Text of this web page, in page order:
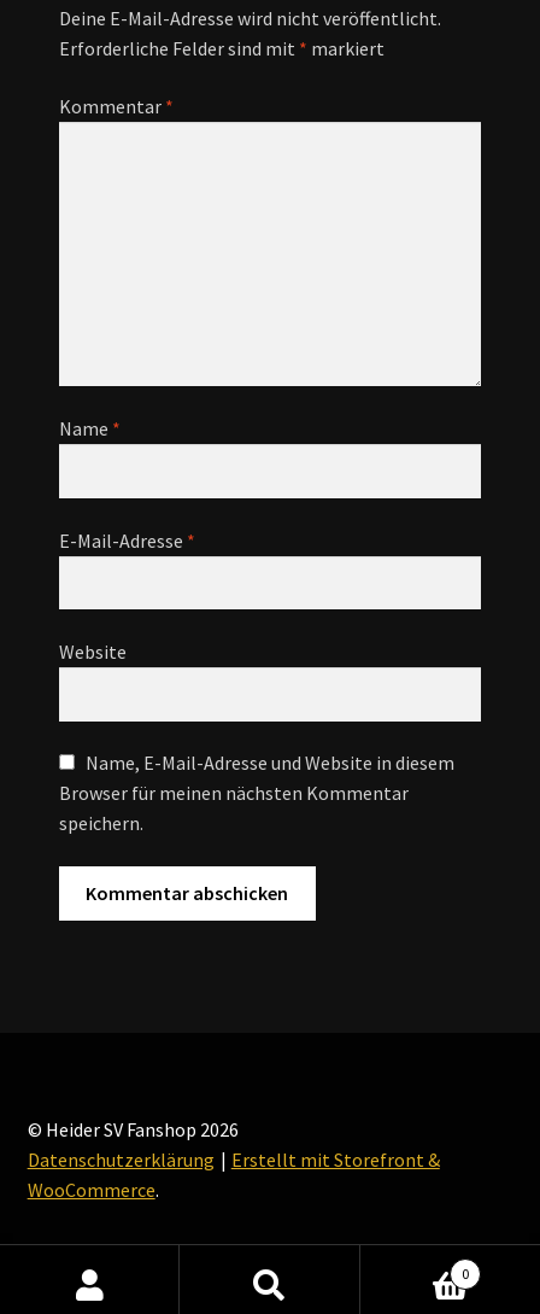
Deine E-Mail-Adresse wird nicht veröffentlicht.
Erforderliche Felder sind mit * markiert
Kommentar *
Name *
E-Mail-Adresse *
Website
Name, E-Mail-Adresse und Website in diesem
Browser für meinen nächsten Kommentar
speichern.
© Heider SV Fanshop 2026
Datenschutzerklärung
Erstellt mit Storefront &
WooCommerce.
0